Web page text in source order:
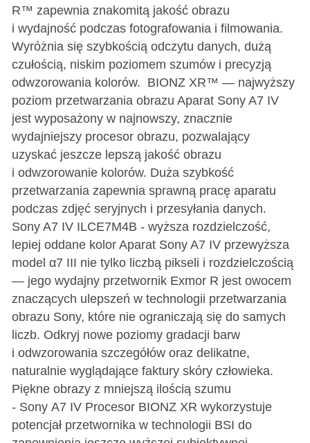
R™ zapewnia znakomitą jakość obrazu
i wydajność podczas fotografowania i filmowania.
Wyróżnia się szybkością odczytu danych, dużą
czułością, niskim poziomem szumów i precyzją
odwzorowania kolorów. BIONZ XR™ — najwyższy
poziom przetwarzania obrazu Aparat Sony A7 IV
jest wyposażony w najnowszy, znacznie
wydajniejszy procesor obrazu, pozwalający
uzyskać jeszcze lepszą jakość obrazu
i odwzorowanie kolorów. Duża szybkość
przetwarzania zapewnia sprawną pracę aparatu
podczas zdjęć seryjnych i przesyłania danych.
Sony A7 IV ILCE7M4B - wyższa rozdzielczość,
lepiej oddane kolor Aparat Sony A7 IV przewyższa
model α7 III nie tylko liczbą pikseli i rozdzielczością
— jego wydajny przetwornik Exmor R jest owocem
znaczących ulepszeń w technologii przetwarzania
obrazu Sony, które nie ograniczają się do samych
liczb. Odkryj nowe poziomy gradacji barw
i odwzorowania szczegółów oraz delikatne,
naturalnie wyglądające faktury skóry człowieka.
Piękne obrazy z mniejszą ilością szumu
- Sony A7 IV Procesor BIONZ XR wykorzystuje
potencjał przetwornika w technologii BSI do